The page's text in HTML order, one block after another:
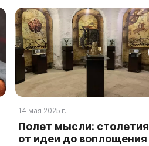
14 мая 2025 г.
Полет мысли: столетия
от идеи до воплощения